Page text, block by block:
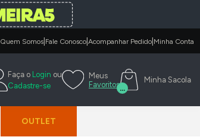
Quem Somos Fale Conosco Acompanhar Pedido Minha Conta
Faça o Login ou
Cadastre-se
Meus
Favoritos
Minha Sacola
...
OUTLET